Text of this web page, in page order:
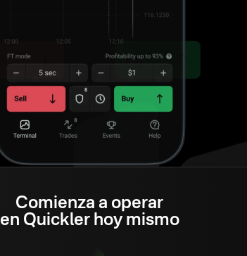
Comienza a operar
en Quickler hoy mismo